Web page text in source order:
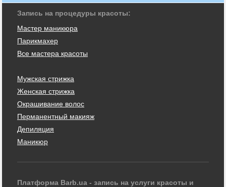
Запись на процедуры красоты:
Мастер маникюра
Парикмахер
Все мастера красоты
Мужская стрижка
Женская стрижка
Окрашивание волос
Перманентный макияж
Депиляция
Маникюр
Платформа Barb.ua - запись на услуги красоты и